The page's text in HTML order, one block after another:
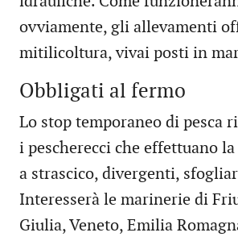
ovviamente, gli allevamenti
mitilicoltura, vivai posti in
Obbligati al fermo
Lo stop temporaneo di pesca
i pescherecci che effettuano
a strascico, divergenti,
Interesserà le marinerie di
Giulia, Veneto, Emilia